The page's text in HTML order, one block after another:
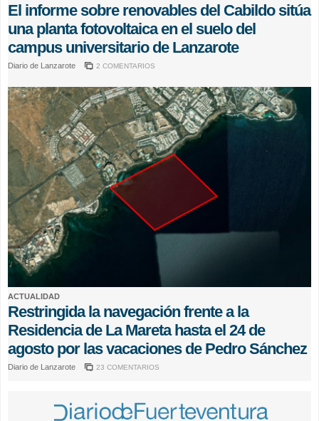
El informe sobre renovables del Cabildo sitúa
una planta fotovoltaica en el suelo del
campus universitario de Lanzarote
Diario de Lanzarote 2 COMENTARIOS
ACTUALIDAD
Restringida la navegación frente a la
Residencia de La Mareta hasta el 24 de
agosto por las vacaciones de Pedro Sánchez
Diario de Lanzarote 23 COMENTARIOS